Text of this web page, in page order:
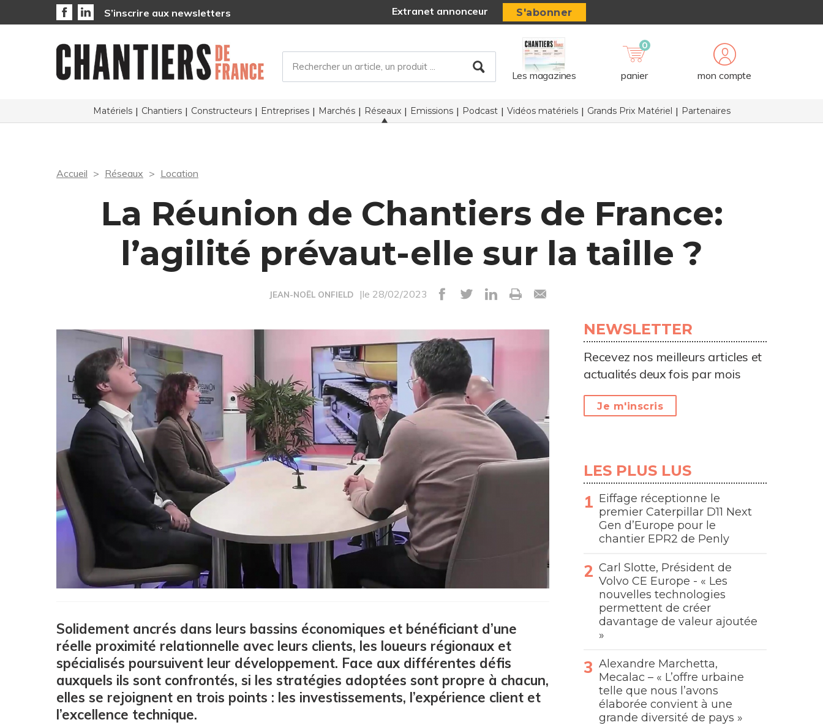
S’inscrire aux newsletters Extranet annonceur S'abonner
Les magazines
0
panier mon compte
Matériels Chantiers Constructeurs Entreprises Marchés Réseaux Emissions Podcast Vidéos matériels Grands Prix Matériel Partenaires
Accueil Réseaux Location
La Réunion de Chantiers de France:
l’agilité prévaut-elle sur la taille ?
JEAN-NOËL ONFIELD |le 28/02/2023
Solidement ancrés dans leurs bassins économiques et bénéficiant d’une
réelle proximité relationnelle avec leurs clients, les loueurs régionaux et
spécialisés poursuivent leur développement. Face aux différentes défis
auxquels ils sont confrontés, si les stratégies adoptées sont propre à chacun,
elles se rejoignent en trois points : les investissements, l’expérience client et
l’excellence technique.
NEWSLETTER
Recevez nos meilleurs articles et
actualités deux fois par mois
Je m'inscris
LES PLUS LUS
Eiffage réceptionne le
premier Caterpillar D11 Next
Gen d’Europe pour le
chantier EPR2 de Penly
Carl Slotte, Président de
Volvo CE Europe - « Les
nouvelles technologies
permettent de créer
davantage de valeur ajoutée
»
Alexandre Marchetta,
Mecalac – « L’offre urbaine
telle que nous l’avons
élaborée convient à une
grande diversité de pays »